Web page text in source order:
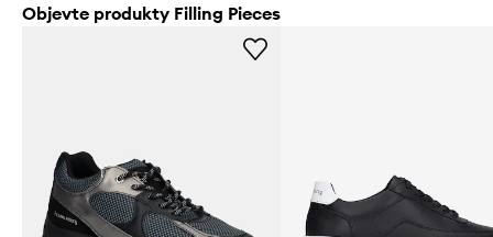
Objevte produkty Filling Pieces